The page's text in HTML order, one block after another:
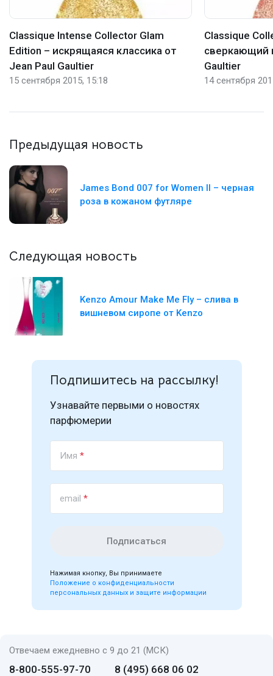
Classique Intense Collector Glam
Edition – искрящаяся классика от
Jean Paul Gaultier
15 сентября 2015, 15:18
Classique
сверкающий
Gaultier
14 сентября
Предыдущая новость
James Bond 007 for Women II – черная
роза в кожаном футляре
Следующая новость
Kenzo Amour Make Me Fly – слива в
вишневом сиропе от Kenzo
Подпишитесь на рассылку!
Узнавайте первыми о новостях
парфюмерии
Имя *
email *
Подписаться
Нажимая кнопку, Вы принимаете
Положение о конфиденциальности
персональных данных и защите информации
Отвечаем ежедневно с 9 до 21 (МСК)
8-800-555-97-70 8 (495) 668 06 02